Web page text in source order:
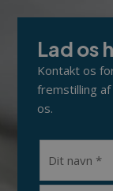
Lad os
Kontakt os
fremstilling
os.​